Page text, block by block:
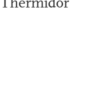
Thermidor